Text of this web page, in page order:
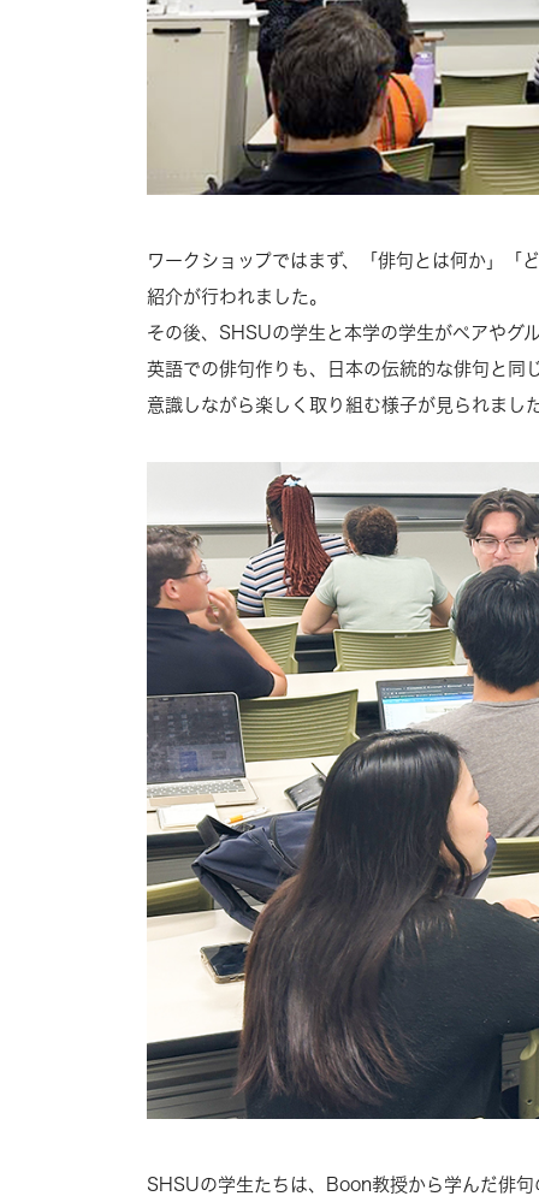
ワークショップではまず、「俳句とは何か」「
紹介が行われました。
その後、SHSUの学生と本学の学生がペアやグ
英語での俳句作りも、日本の伝統的な俳句と
意識しながら楽しく取り組む様子が見られまし
SHSUの学生たちは、Boon教授から学んだ俳